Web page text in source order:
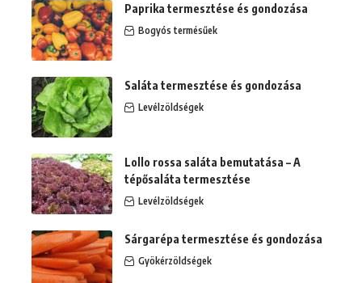
Paprika termesztése és gondozása
Bogyós termésűek
Saláta termesztése és gondozása
Levélzöldségek
Lollo rossa saláta bemutatása – A
tépősaláta termesztése
Levélzöldségek
Sárgarépa termesztése és gondozása
Gyökérzöldségek